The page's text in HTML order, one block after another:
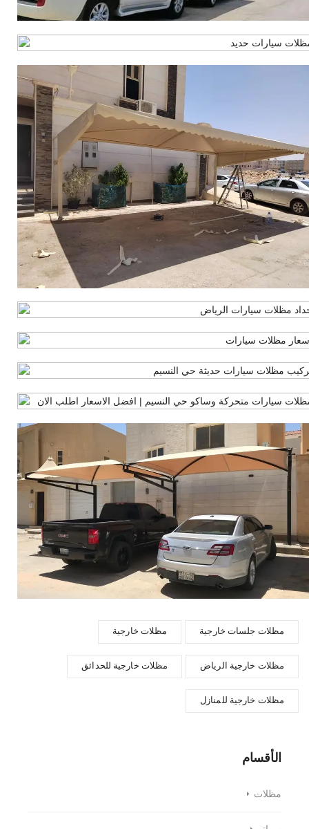
مظلات خارجية مظلات جلسات خارجية
مظلات خارجية للحدائق مظلات خارجية الرياض
مظلات خارجية للمنازل
الأقسام
مظلات